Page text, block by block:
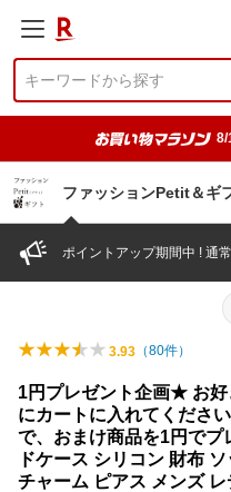
8/
ファッションPetit＆ギ
ポイントアップ期間中 ! 通
3.93 （80件）
1円プレゼント企画★ お
にカートに入れてくださ
で、おまけ商品を1円でプ
ドケース シリコン 財布
チャーム ピアス メンズ レ